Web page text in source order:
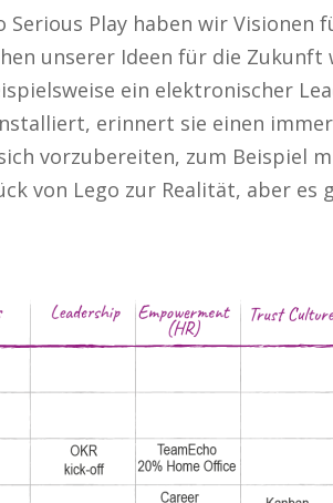
Play haben wir Visionen
unserer Ideen für die Zukunft
ein elektronischer
erinnert sie einen
vorzubereiten, zum Beispiel
von Lego zur Realität, aber es